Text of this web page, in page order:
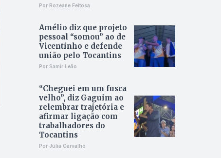
Por Rozeane Feitosa
Amélio diz que projeto
pessoal “somou” ao de
Vicentinho e defende
união pelo Tocantins
Por Samir Leão
“Cheguei em um fusca
velho”, diz Gaguim ao
relembrar trajetória e
afirmar ligação com
trabalhadores do
Tocantins
Por Júlia Carvalho